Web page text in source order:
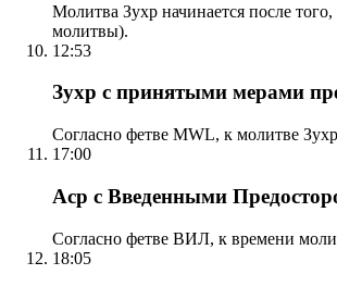
Молитва Зухр начинается после
молитвы).
12:53
Зухр с принятыми мерами
Согласно фетве MWL, к молитве
17:00
Аср с Введенными
Согласно фетве ВИЛ, к времени
18:05